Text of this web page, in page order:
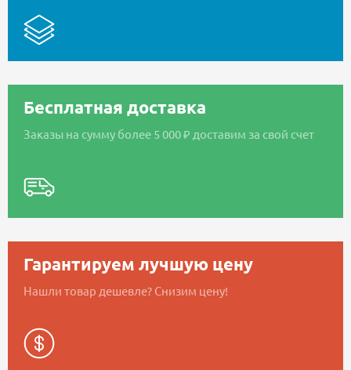
Бесплатная доставка
Заказы на сумму более 5 000 ₽ доставим за свой счет
Гарантируем лучшую цену
Нашли товар дешевле? Снизим цену!